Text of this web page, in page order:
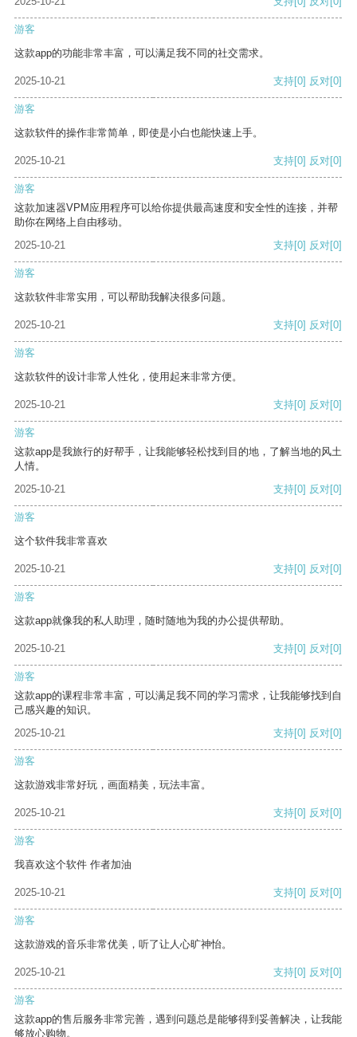
游客
这款app的功能非常丰富，可以满足我不同的社交需求。
2025-10-21 支持[0] 反对[0]
游客
这款软件的操作非常简单，即使是小白也能快速上手。
2025-10-21 支持[0] 反对[0]
游客
这款加速器VPM应用程序可以给你提供最高速度和安全性的连接，并帮
助你在网络上自由移动。
2025-10-21
支持[0] 反对[0]
游客
这款软件非常实用，可以帮助我解决很多问题。
2025-10-21 支持[0] 反对[0]
游客
这款软件的设计非常人性化，使用起来非常方便。
2025-10-21 支持[0] 反对[0]
游客
这款app是我旅行的好帮手，让我能够轻松找到目的地，了解当地的风土
人情。
2025-10-21
支持[0] 反对[0]
游客
这个软件我非常喜欢
2025-10-21 支持[0] 反对[0]
游客
这款app就像我的私人助理，随时随地为我的办公提供帮助。
2025-10-21 支持[0] 反对[0]
游客
这款app的课程非常丰富，可以满足我不同的学习需求，让我能够找到自
己感兴趣的知识。
2025-10-21
支持[0] 反对[0]
游客
这款游戏非常好玩，画面精美，玩法丰富。
2025-10-21 支持[0] 反对[0]
游客
我喜欢这个软件 作者加油
2025-10-21 支持[0] 反对[0]
游客
这款游戏的音乐非常优美，听了让人心旷神怡。
2025-10-21 支持[0] 反对[0]
游客
这款app的售后服务非常完善，遇到问题总是能够得到妥善解决，让我能
够放心购物。